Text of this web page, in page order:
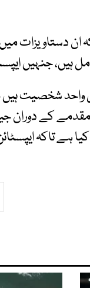
ان دستاویزات
ہیں، جنہیں
شخصیت ہیں
2019 میں مقدمے
ہے تاکہ